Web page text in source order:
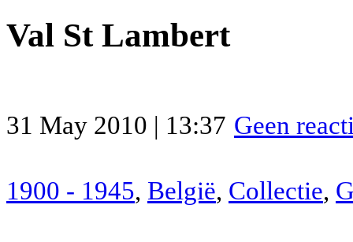
Val St Lambert
31 May 2010 | 13:37 Geen
1900 - 1945, België, Collectie,